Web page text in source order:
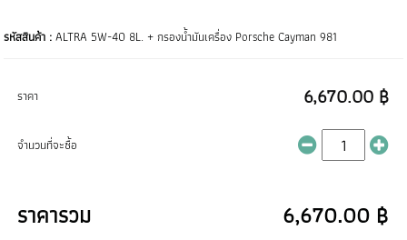
รหัสสินค้า :ALTRA 5W-40 8L. + กรองน้ำมันเครื่อง Porsche Cayman 981
ราคา 6,670.00 ฿
จำนวนที่จะซื้อ
ราคารวม 6,670.00 ฿